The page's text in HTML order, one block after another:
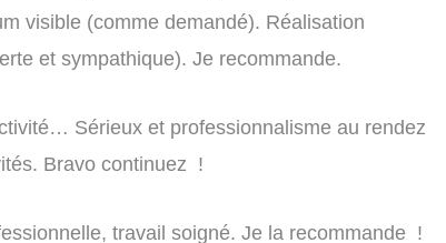
visible (comme demandé). Réalisation
et sympathique). Je recommande.
Sérieux et professionnalisme au rendez
Bravo continuez !
travail soigné. Je la recommande !